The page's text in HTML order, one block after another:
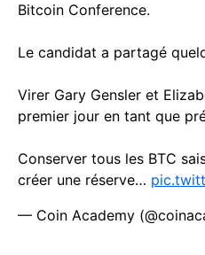
Bitcoin Conference.
Le candidat a partagé
Virer Gary Gensler et
premier jour en tant que
Conserver tous les BTC
créer une réserve…
— Coin Academy